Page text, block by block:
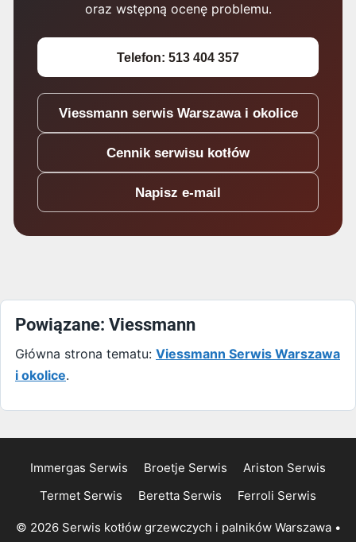
oraz wstępną ocenę problemu.
Telefon: 513 404 357
Viessmann serwis Warszawa i okolice
Cennik serwisu kotłów
Napisz e-mail
Powiązane: Viessmann
Główna strona tematu: Viessmann Serwis Warszawa
i okolice.
Immergas Serwis Broetje Serwis
Ariston Serwis
Termet Serwis
Beretta Serwis Ferroli Serwis
© 2026 Serwis kotłów grzewczych i palników Warszawa •